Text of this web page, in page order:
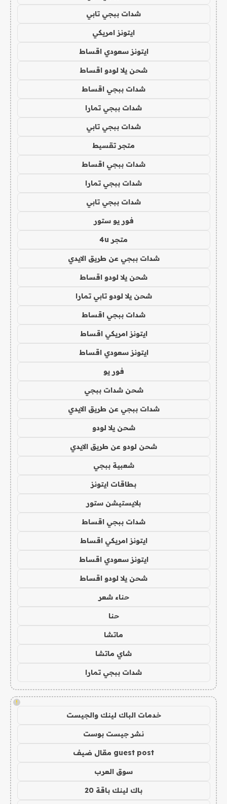
شدات ببجي تابي
ايتونز امريكي
ايتونز سعودي اقساط
شحن يلا لودو اقساط
شدات ببجي اقساط
شدات ببجي تمارا
شدات ببجي تابي
متجر تقسيط
شدات ببجي اقساط
شدات ببجي تمارا
شدات ببجي تابي
فور يو ستور
متجر 4u
شدات ببجي عن طريق الايدي
شحن يلا لودو اقساط
شحن يلا لودو تابي تمارا
شدات ببجي اقساط
ايتونز امريكي اقساط
ايتونز سعودي اقساط
فور يو
شحن شدات ببجي
شدات ببجي عن طريق الايدي
شحن يلا لودو
شحن لودو عن طريق الايدي
شعبية ببجي
بطاقات ايتونز
بلايستيشن ستور
شدات ببجي اقساط
ايتونز امريكي اقساط
ايتونز سعودي اقساط
شحن يلا لودو اقساط
حناء شعر
حنا
ماتشا
شاي ماتشا
شدات ببجي تمارا
!
خدمات الباك لينك والجيست
نشر جيست بوست
guest post مقال ضيف
سوق العرب
باك لينك باقة 20